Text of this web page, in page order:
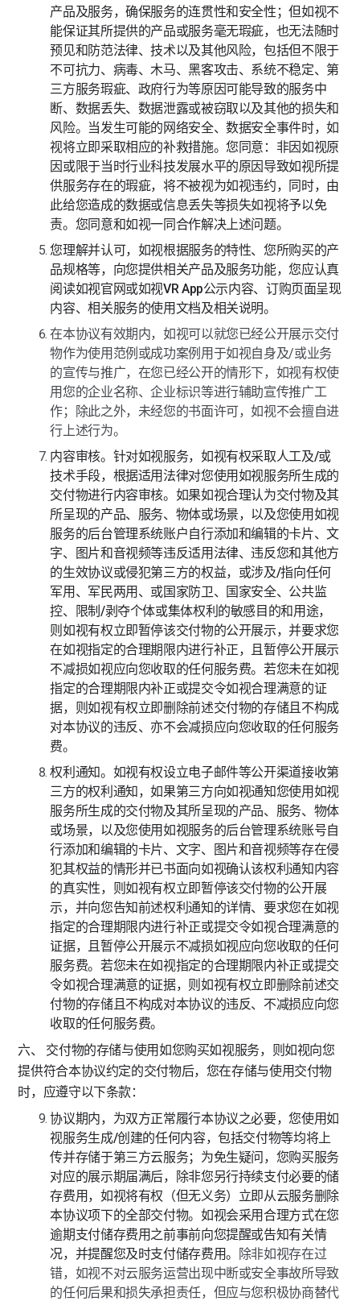
产品及服务，确保服务的连贯性和安全性；但如视不
能保证其所提供的产品或服务毫无瑕疵，也无法随时
预见和防范法律、技术以及其他风险，包括但不限于
不可抗力、病毒、木马、黑客攻击、系统不稳定、第
三方服务瑕疵、政府行为等原因可能导致的服务中
断、数据丢失、数据泄露或被窃取以及其他的损失和
风险。当发生可能的网络安全、数据安全事件时，如
视将立即采取相应的补救措施。您同意：非因如视原
因或限于当时行业科技发展水平的原因导致如视所提
供服务存在的瑕疵，将不被视为如视违约，同时，由
此给您造成的数据或信息丢失等损失如视将予以免
责。您同意和如视一同合作解决上述问题。
您理解并认可，如视根据服务的特性、您所购买的产
品规格等，向您提供相关产品及服务功能，您应认真
阅读如视官网或如视VR App公示内容、订购页面呈现
内容、相关服务的使用文档及相关说明。
在本协议有效期内，如视可以就您已经公开展示交付
物作为使用范例或成功案例用于如视自身及/或业务
的宣传与推广，在您已经公开的情形下，如视有权使
用您的企业名称、企业标识等进行辅助宣传推广工
作；除此之外，未经您的书面许可，如视不会擅自进
行上述行为。
内容审核。针对如视服务，如视有权采取人工及/或
技术手段，根据适用法律对您使用如视服务所生成的
交付物进行内容审核。如果如视合理认为交付物及其
所呈现的产品、服务、物体或场景，以及您使用如视
服务的后台管理系统账户自行添加和编辑的卡片、文
字、图片和音视频等违反适用法律、违反您和其他方
的生效协议或侵犯第三方的权益，或涉及/指向任何
军用、军民两用、或国家防卫、国家安全、公共监
控、限制/剥夺个体或集体权利的敏感目的和用途，
则如视有权立即暂停该交付物的公开展示，并要求您
在如视指定的合理期限内进行补正，且暂停公开展示
不减损如视应向您收取的任何服务费。若您未在如视
指定的合理期限内补正或提交令如视合理满意的证
据，则如视有权立即删除前述交付物的存储且不构成
对本协议的违反、亦不会减损应向您收取的任何服务
费。
权利通知。如视有权设立电子邮件等公开渠道接收第
三方的权利通知，如果第三方向如视通知您使用如视
服务所生成的交付物及其所呈现的产品、服务、物体
或场景，以及您使用如视服务的后台管理系统账号自
行添加和编辑的卡片、文字、图片和音视频等存在侵
犯其权益的情形并已书面向如视确认该权利通知内容
的真实性，则如视有权立即暂停该交付物的公开展
示，并向您告知前述权利通知的详情、要求您在如视
指定的合理期限内进行补正或提交令如视合理满意的
证据，且暂停公开展示不减损如视应向您收取的任何
服务费。若您未在如视指定的合理期限内补正或提交
令如视合理满意的证据，则如视有权立即删除前述交
付物的存储且不构成对本协议的违反、不减损应向您
收取的任何服务费。
六、 交付物的存储与使用如您购买如视服务，则如视向您
提供符合本协议约定的交付物后，您在存储与使用交付物
时，应遵守以下条款：
协议期内，为双方正常履行本协议之必要，您使用如
视服务生成/创建的任何内容，包括交付物等均将上
传并存储于第三方云服务；为免生疑问，您购买服务
对应的展示期届满后，除非您另行持续支付必要的储
存费用，如视将有权（但无义务）立即从云服务删除
本协议项下的全部交付物。如视会采用合理方式在您
逾期支付储存费用之前事前向您提醒或告知有关情
况，并提醒您及时支付储存费用。
除非如视存在过
错，如视不对云服务运营出现中断或安全事故所导致
的任何后果和损失承担责任，但应与您积极协商替代